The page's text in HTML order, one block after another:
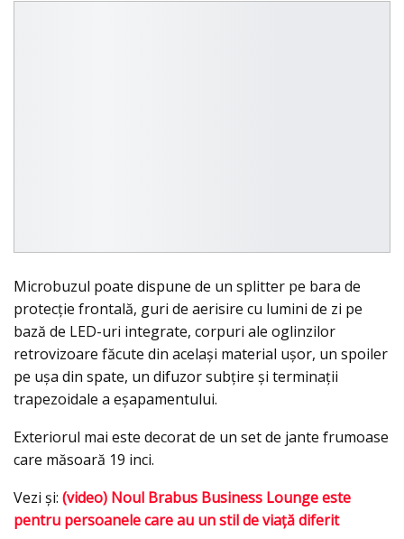
Microbuzul poate dispune de un splitter pe bara de
protecţie frontală, guri de aerisire cu lumini de zi pe
bază de LED-uri integrate, corpuri ale oglinzilor
retrovizoare făcute din acelaşi material uşor, un spoiler
pe uşa din spate, un difuzor subţire şi terminaţii
trapezoidale a eşapamentului.
Exteriorul mai este decorat de un set de jante frumoase
care măsoară 19 inci.
Vezi şi: (video) Noul Brabus Business Lounge este
pentru persoanele care au un stil de viaţă diferit